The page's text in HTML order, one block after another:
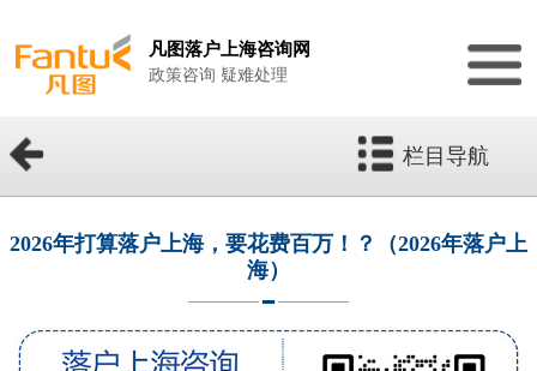
凡图落户上海咨询网
政策咨询 疑难处理
栏目导航
2026年打算落户上海，要花费百万！？（2026年落户上
海）